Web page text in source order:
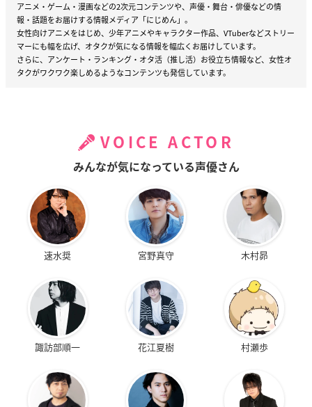
アニメ・ゲーム・漫画などの2次元コンテンツや、声優・舞台・俳優などの情
報・話題をお届けする情報メディア「にじめん」。
女性向けアニメをはじめ、少年アニメやキャラクター作品、VTuberなどストリー
マーにも幅を広げ、オタクが気になる情報を幅広くお届けしています。
さらに、アンケート・ランキング・オタ活（推し活）お役立ち情報など、女性オ
タクがワクワク楽しめるようなコンテンツも発信しています。
VOICE ACTOR
みんなが気になっている声優さん
速水奨 宮野真守 木村昴
諏訪部順一 花江夏樹 村瀬歩